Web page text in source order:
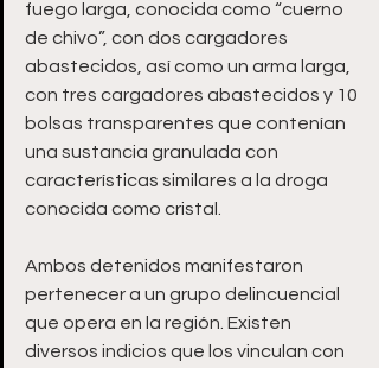
fuego larga, conocida como “cuerno
de chivo”, con dos cargadores
abastecidos, así como un arma larga,
con tres cargadores abastecidos y 10
bolsas transparentes que contenían
una sustancia granulada con
características similares a la droga
conocida como cristal.
Ambos detenidos manifestaron
pertenecer a un grupo delincuencial
que opera en la región. Existen
diversos indicios que los vinculan con